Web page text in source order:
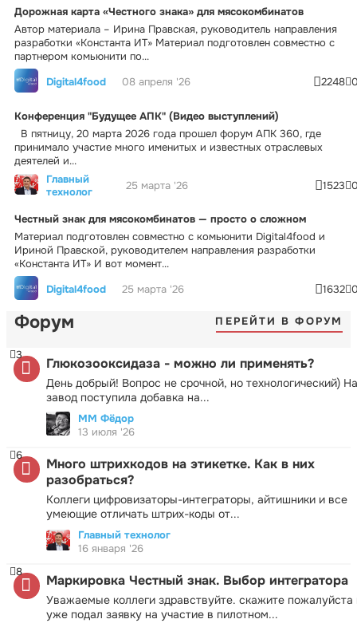
Дорожная карта «Честного знака» для мясокомбинатов
Автор материала – Ирина Правская, руководитель направления
разработки «Константа ИТ» Материал подготовлен совместно с
партнером комьюнити по...
Digital4food
08 апреля '26 2248
Конференция "Будущее АПК" (Видео выступлений)
В пятницу, 20 марта 2026 года прошел форум АПК 360, где
принимало участие много именитых и известных отраслевых
деятелей и...
Главный
технолог
25 марта '26 1523
Честный знак для мясокомбинатов — просто о сложном
Материал подготовлен совместно с комьюнити Digital4food и
Ириной Правской, руководителем направления разработки
«Константа ИТ» И вот момент...
Digital4food
25 марта '26 1632
Форум ПЕРЕЙТИ В ФОРУМ
Глюкозооксидаза - можно ли применять?
День добрый! Вопрос не срочной, но технологический) На
завод поступила добавка на...
3
ММ Фёдор
13 июля '26
Много штрихкодов на этикетке. Как в них
разобраться?
Коллеги цифровизаторы-интеграторы, айтишники и все
умеющие отличать штрих-коды от...
6
Главный технолог
16 января '26
Маркировка Честный знак. Выбор интегратора
Уважаемые коллеги здравствуйте. скажите пожалуйста
уже подал заявку на участие в пилотном...
8